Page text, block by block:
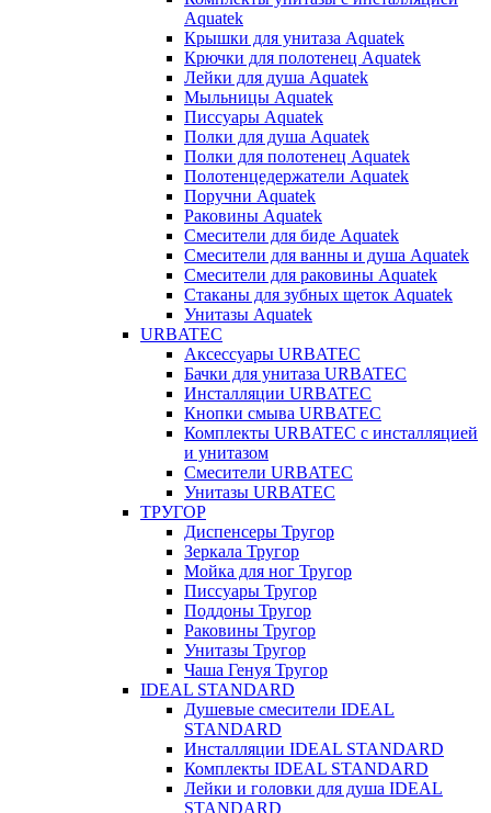
Aquatek
Крышки для унитаза Aquatek
Крючки для полотенец Aquatek
Лейки для душа Aquatek
Мыльницы Aquatek
Писсуары Aquatek
Полки для душа Aquatek
Полки для полотенец Aquatek
Полотенцедержатели Aquatek
Поручни Aquatek
Раковины Aquatek
Смесители для биде Aquatek
Смесители для ванны и душа Aquatek
Смесители для раковины Aquatek
Стаканы для зубных щеток Aquatek
Унитазы Aquatek
URBATEC
Аксессуары URBATEC
Бачки для унитаза URBATEC
Инсталляции URBATEC
Кнопки смыва URBATEC
Комплекты URBATEC с инсталляцией
и унитазом
Смесители URBATEC
Унитазы URBATEC
ТРУГОР
Диспенсеры Тругор
Зеркала Тругор
Мойка для ног Тругор
Писсуары Тругор
Поддоны Тругор
Раковины Тругор
Унитазы Тругор
Чаша Генуя Тругор
IDEAL STANDARD
Душевые смесители IDEAL
STANDARD
Инсталляции IDEAL STANDARD
Комплекты IDEAL STANDARD
Лейки и головки для душа IDEAL
STANDARD